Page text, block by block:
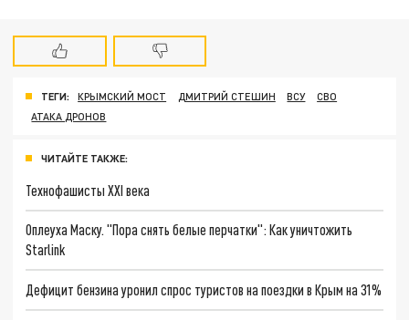
ТЕГИ: КРЫМСКИЙ МОСТ ДМИТРИЙ СТЕШИН ВСУ
СВО
АТАКА ДРОНОВ
ЧИТАЙТЕ ТАКЖЕ:
Технофашисты XXI века
Оплеуха Маску. "Пора снять белые перчатки": Как уничтожить
Starlink
Дефицит бензина уронил спрос туристов на поездки в Крым на 31%